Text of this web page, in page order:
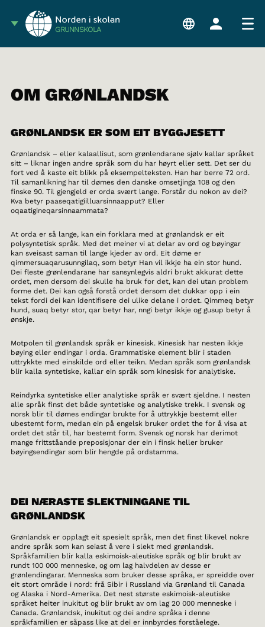
GRUNNSKOLA
OM GRØNLANDSK
GRØNLANDSK ER SOM EIT BYGGJESETT
Grønlandsk – eller kalaallisut, som grønlendarane sjølv kallar språket
sitt – liknar ingen andre språk som du har høyrt eller sett. Det ser du
fort ved å kaste eit blikk på eksempelteksten. Han har berre 72 ord.
Til samanlikning har til dømes den danske omsetjinga 108 og den
finske 90. Til gjengjeld er orda svært lange. Forstår du nokon av dei?
Kva betyr paaseqatigiilluarsinnaapput? Eller
oqaatigineqarsinnaammata?
At orda er så lange, kan ein forklara med at grønlandsk er eit
polysyntetisk språk. Med det meiner vi at delar av ord og bøyingar
kan sveisast saman til lange kjeder av ord. Eit døme er
qimmersuaqarusunngilaq, som betyr Han vil ikkje ha ein stor hund.
Dei fleste grønlendarane har sansynlegvis aldri brukt akkurat dette
ordet, men dersom dei skulle ha bruk for det, kan dei utan problem
forme det. Dei kan også forstå ordet dersom det dukkar opp i ein
tekst fordi dei kan identifisere dei ulike delane i ordet. Qimmeq betyr
hund, suaq betyr stor, qar betyr har, nngi betyr ikkje og gusup betyr å
ønskje.
Motpolen til grønlandsk språk er kinesisk. Kinesisk har nesten ikkje
bøying eller endingar i orda. Grammatiske element blir i staden
uttrykkte med einskilde ord eller teikn. Medan språk som grønlandsk
blir kalla syntetiske, kallar ein språk som kinesisk for analytiske.
Reindyrka syntetiske eller analytiske språk er svært sjeldne. I nesten
alle språk finst det både syntetiske og analytiske trekk. I svensk og
norsk blir til dømes endingar brukte for å uttrykkje bestemt eller
ubestemt form, medan ein på engelsk bruker ordet the for å visa at
ordet det står til, har bestemt form. Svensk og norsk har derimot
mange frittståande preposisjonar der ein i finsk heller bruker
bøyingsendingar som blir hengde på ordstamma.
DEI NÆRASTE SLEKTNINGANE TIL
GRØNLANDSK
Grønlandsk er opplagt eit spesielt språk, men det finst likevel nokre
andre språk som kan seiast å vere i slekt med grønlandsk.
Språkfamilien blir kalla eskimoisk-aleutiske språk og blir brukt av
rundt 100 000 menneske, og om lag halvdelen av desse er
grønlendingarar. Menneska som bruker desse språka, er spreidde over
eit stort område i nord: frå Sibir i Russland via Grønland til Canada
og Alaska i Nord-Amerika. Det nest største eskimoisk-aleutiske
språket heiter inukitut og blir brukt av om lag 20 000 menneske i
Canada. Grønlandsk, inukitut og dei andre språka i denne
språkfamilien er såpass like at dei er innbyrdes forståelege.